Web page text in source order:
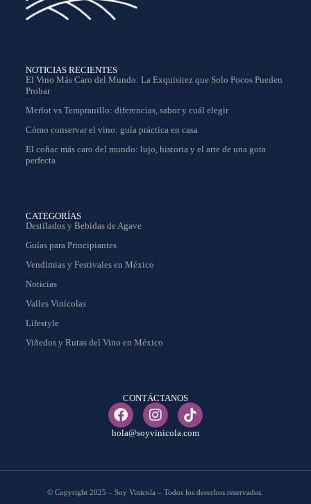
NOTICIAS RECIENTES
El Vino Más Caro del Mundo: La Exquisitez que Solo Pocos Pueden
Probar
Merlot vs Tempranillo: diferencias, sabor y cuál elegir
Cómo conservar el vino: guía práctica en casa
El coñac más caro del mundo: lujo, historia y el arte de una gota
perfecta
CATEGORÍAS
Destilados y Bebidas de Agave
Guías para Principiantes
Vendimias y Festivales en México
Noticias
Valles Vinícolas
Lifestyle
Viñedos y Rutas del Vino en México
CONTÁCTANOS
hola@soyvinicola.com
© Copyright 2025 – Soy Vinicola – Todos los derechos reservados.